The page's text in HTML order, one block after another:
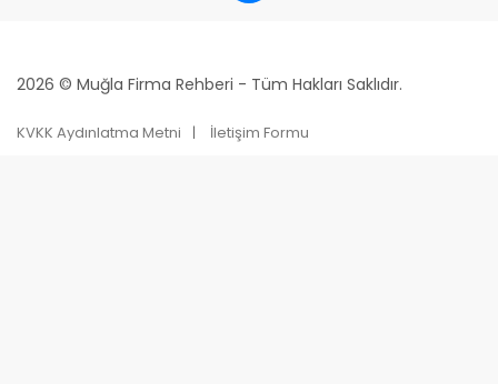
2026 © Muğla Firma Rehberi - Tüm Hakları Saklıdır.
KVKK Aydınlatma Metni İletişim Formu